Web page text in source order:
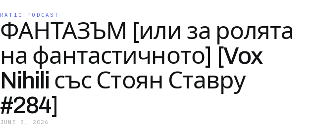
RATIO PODCAST
ФАНТАЗЪМ [или за ролята
на фантастичното] [Vox
Nihili със Стоян Ставру
#284]
JUNE 3, 2026